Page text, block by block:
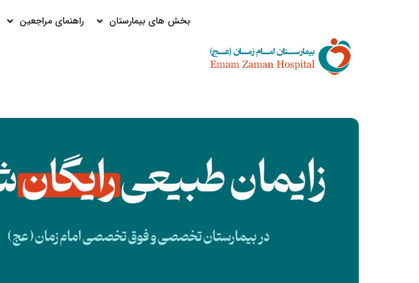
بخش های بیمارستان راهنمای مراجعین